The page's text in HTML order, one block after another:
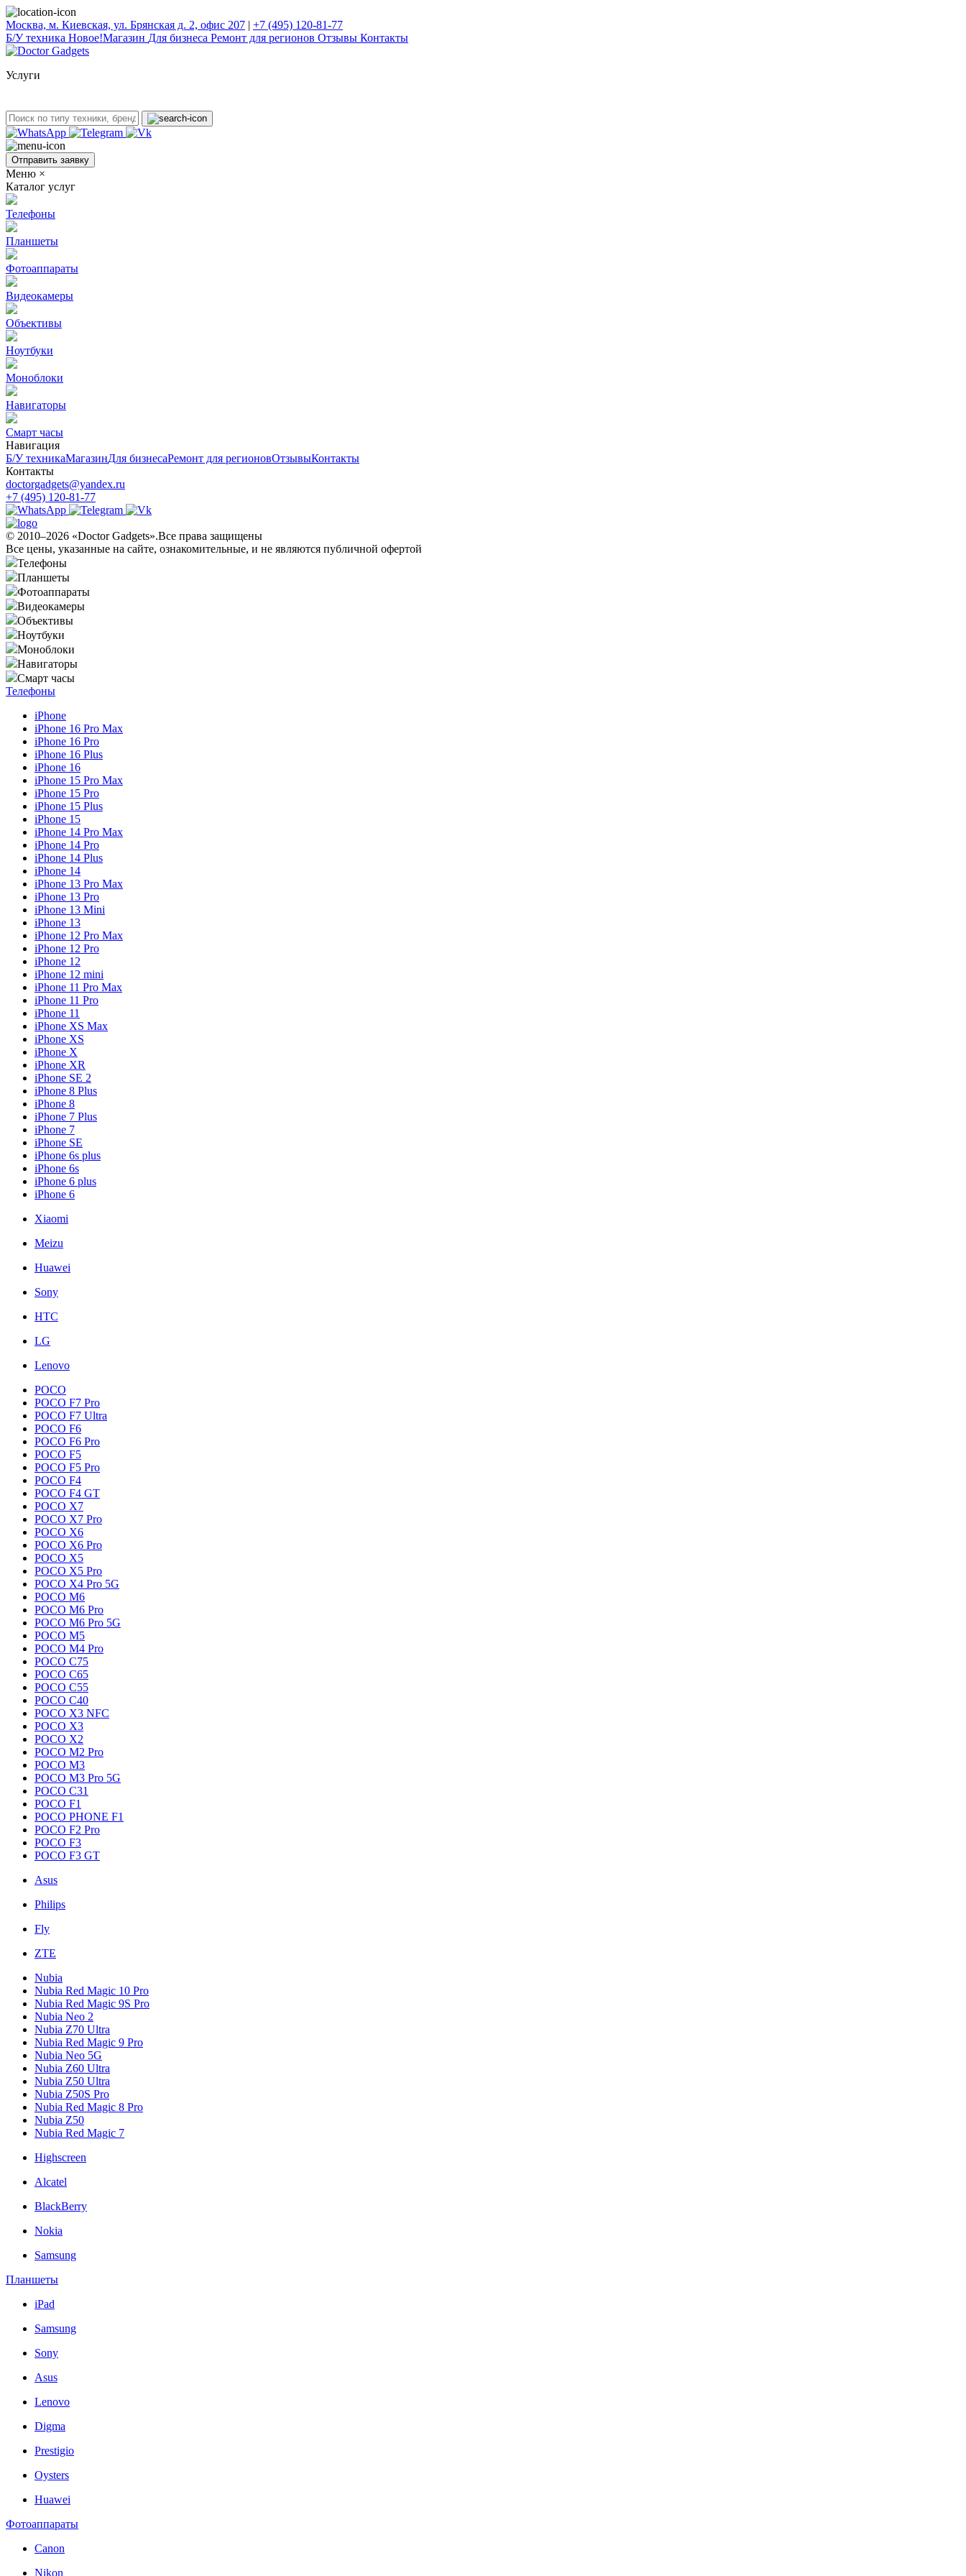
Москва, м. Киевская, ул. Брянская д. 2, офис 207 | +7 (495) 120-81-77
Б/У техникa Новое!Магазин Для бизнеса Ремонт для регионов Отзывы Контакты
Услуги
Отправить заявку
Меню ×
Каталог услуг
Телефоны
Планшеты
Фотоаппараты
Видеокамеры
Объективы
Ноутбуки
Моноблоки
Навигаторы
Смарт часы
Навигация
Б/У техникaМагазинДля бизнесаРемонт для регионовОтзывыКонтакты
Контакты
doctorgadgets@yandex.ru
+7 (495) 120-81-77
© 2010–2026 «Doctor Gadgets».Все права защищены
Все цены, указанные на сайте, ознакомительные, и не являются публичной офертой
Телефоны
Планшеты
Фотоаппараты
Видеокамеры
Объективы
Ноутбуки
Моноблоки
Навигаторы
Смарт часы
Телефоны
iPhone
iPhone 16 Pro Max
iPhone 16 Pro
iPhone 16 Plus
iPhone 16
iPhone 15 Pro Max
iPhone 15 Pro
iPhone 15 Plus
iPhone 15
iPhone 14 Pro Max
iPhone 14 Pro
iPhone 14 Plus
iPhone 14
iPhone 13 Pro Max
iPhone 13 Pro
iPhone 13 Mini
iPhone 13
iPhone 12 Pro Max
iPhone 12 Pro
iPhone 12
iPhone 12 mini
iPhone 11 Pro Max
iPhone 11 Pro
iPhone 11
iPhone XS Max
iPhone XS
iPhone X
iPhone XR
iPhone SE 2
iPhone 8 Plus
iPhone 8
iPhone 7 Plus
iPhone 7
iPhone SE
iPhone 6s plus
iPhone 6s
iPhone 6 plus
iPhone 6
Xiaomi
Meizu
Huawei
Sony
HTC
LG
Lenovo
POCO
POCO F7 Pro
POCO F7 Ultra
POCO F6
POCO F6 Pro
POCO F5
POCO F5 Pro
POCO F4
POCO F4 GT
POCO X7
POCO X7 Pro
POCO X6
POCO X6 Pro
POCO X5
POCO X5 Pro
POCO X4 Pro 5G
POCO M6
POCO M6 Pro
POCO M6 Pro 5G
POCO M5
POCO M4 Pro
POCO C75
POCO C65
POCO C55
POCO C40
POCO X3 NFC
POCO X3
POCO X2
POCO M2 Pro
POCO M3
POCO M3 Pro 5G
POCO C31
POCO F1
POCO PHONE F1
POCO F2 Pro
POCO F3
POCO F3 GT
Asus
Philips
Fly
ZTE
Nubia
Nubia Red Magic 10 Pro
Nubia Red Magic 9S Pro
Nubia Neo 2
Nubia Z70 Ultra
Nubia Red Magic 9 Pro
Nubia Neo 5G
Nubia Z60 Ultra
Nubia Z50 Ultra
Nubia Z50S Pro
Nubia Red Magic 8 Pro
Nubia Z50
Nubia Red Magic 7
Highscreen
Alcatel
BlackBerry
Nokia
Samsung
Планшеты
iPad
Samsung
Sony
Asus
Lenovo
Digma
Prestigio
Oysters
Huawei
Фотоаппараты
Canon
Nikon